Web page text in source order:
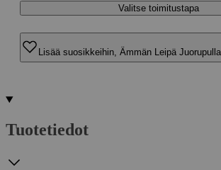
Valitse toimitustapa
Lisää suosikkeihin, Ämmän Leipä
Tuotetiedot